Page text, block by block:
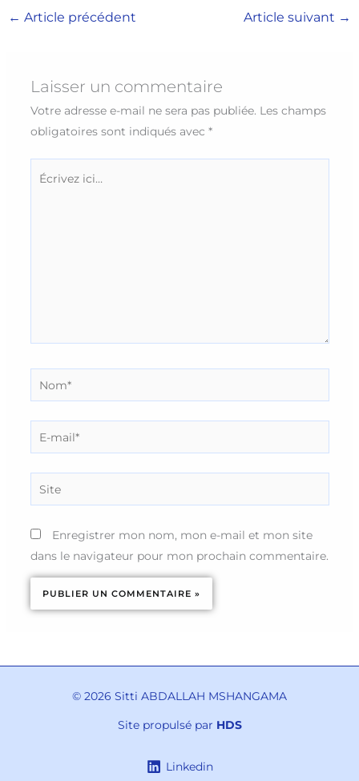
← Article précédent Article suivant →
Laisser un commentaire
Votre adresse e-mail ne sera pas publiée. Les champs
obligatoires sont indiqués avec *
Nom*
E-
mail*
Site
Enregistrer mon nom, mon e-mail et mon site
dans le navigateur pour mon prochain commentaire.
© 2026 Sitti ABDALLAH MSHANGAMA
Site propulsé par HDS
Linkedin